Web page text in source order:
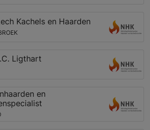
Kachels en Haarden
Ligthart
en